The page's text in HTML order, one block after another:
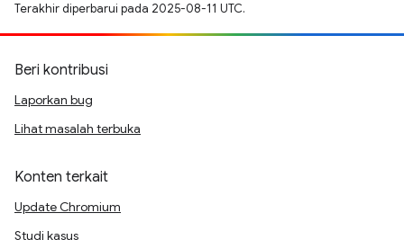
Terakhir diperbarui pada 2025-08-11 UTC.
Beri kontribusi
Laporkan bug
Lihat masalah terbuka
Konten terkait
Update Chromium
Studi kasus